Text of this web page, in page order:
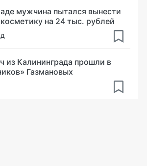
мужчина пытался вынести
на 24 тыс. рублей
из Калининграда прошли в
Газмановых